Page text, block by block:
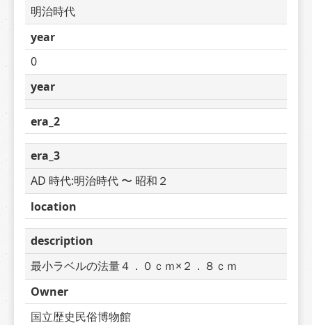
明治時代
year
0
year
era_2
era_3
AD 時代:明治時代 〜 昭和２
location
description
最小ラベルの法量４．０ｃｍ×２．８ｃｍ
Owner
国立歴史民俗博物館